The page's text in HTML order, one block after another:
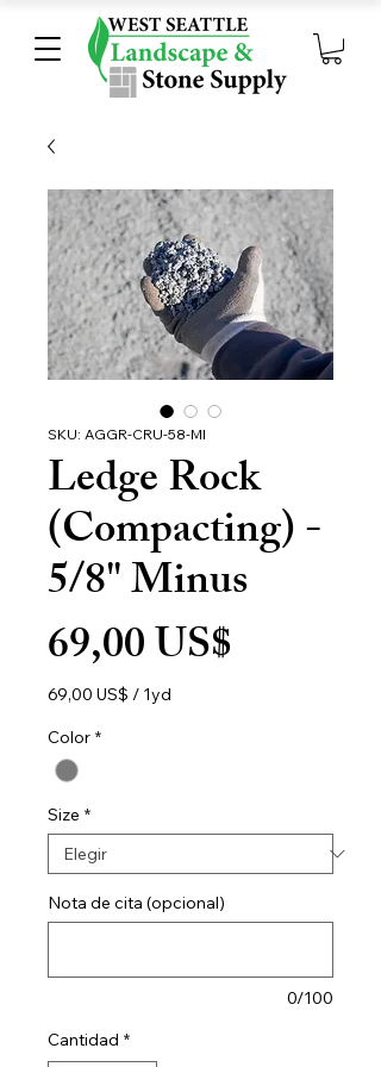
SKU: AGGR-CRU-58-MI
Ledge Rock
(Compacting) -
5/8" Minus
69,00 US$
69,00 US$ / 1yd
por
Yarda
Color *
Size *
Nota de cita (opcional)
0/100
Cantidad *